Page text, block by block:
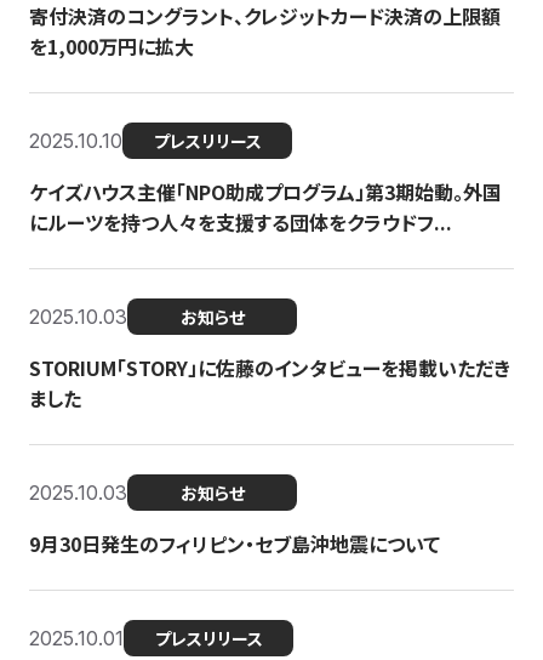
寄付決済のコングラント、クレジットカード決済の上限額
を1,000万円に拡大
2025.10.10 プレスリリース
ケイズハウス主催「NPO助成プログラム」第3期始動。外国
にルーツを持つ人々を支援する団体をクラウドフ...
2025.10.03 お知らせ
STORIUM「STORY」に佐藤のインタビューを掲載いただき
ました
2025.10.03 お知らせ
9月30日発生のフィリピン・セブ島沖地震について
2025.10.01 プレスリリース